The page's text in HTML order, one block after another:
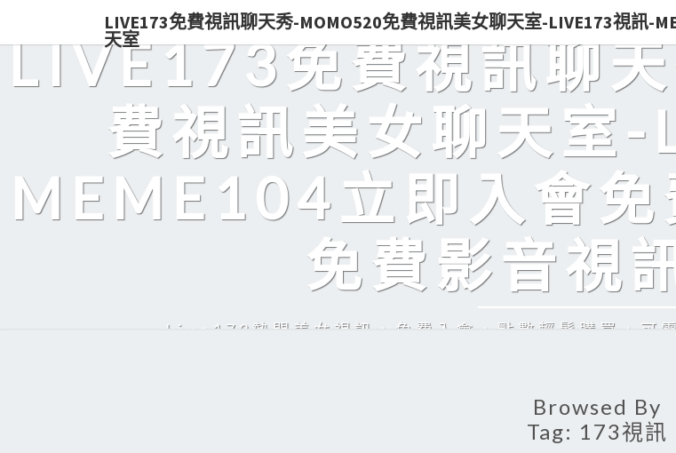
LIVE173免費視訊聊天秀-MOMO520免費視訊美女聊天室-LIVE173視訊-
天室
LIVE173免費視訊聊
費視訊美女聊天室
MEME104立即入會
免費影音視
Live173熱門美女視訊，免費入會，點數輕鬆購買，可
Browsed By
Tag: 173視訊